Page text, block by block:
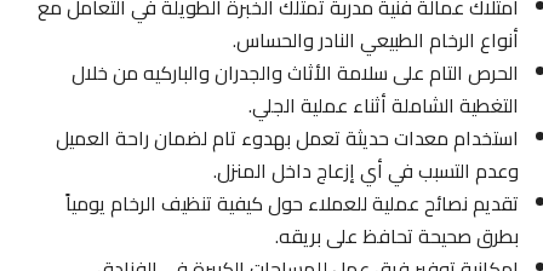
أنواع الرخام الطبيعي النادر والحساس.
الحرص التام على سلامة الأثاث والجدران والباركيه من خلال
التغطية الشاملة أثناء عملية الجلي.
استخدام معدات حديثة تعمل بهدوء تام لضمان راحة العميل
وعدم التسبب في أي إزعاج داخل المنزل.
تقديم نصائح عملية للعملاء حول كيفية تنظيف الرخام يومياً
بطرق صحيحة تحافظ على بريقه.